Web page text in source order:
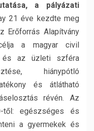
a pályázati
21 éve kezdte meg
Erőforrás Alapítvány
a magyar civil
és az üzleti szféra
hiánypótló
és átlátható
révén. Az
től: egészséges és
a gyermekek és